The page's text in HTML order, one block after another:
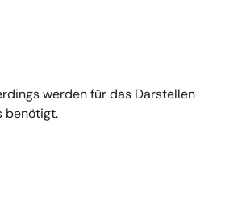
werden für das Darstellen
benötigt.